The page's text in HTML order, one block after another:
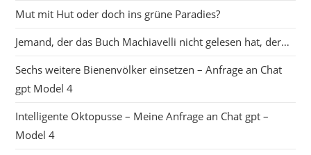
Mut mit Hut oder doch ins grüne Paradies?
Jemand, der das Buch Machiavelli nicht gelesen hat, der…
Sechs weitere Bienenvölker einsetzen – Anfrage an Chat
gpt Model 4
Intelligente Oktopusse – Meine Anfrage an Chat gpt –
Model 4